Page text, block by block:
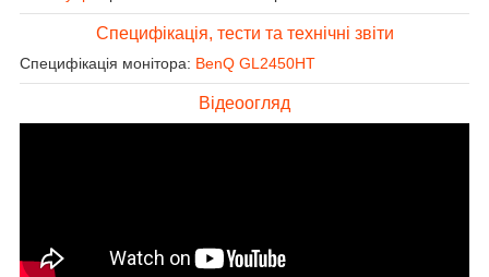
Специфікація, тести та технічні звіти
Специфікація монітора: BenQ GL2450HT
Відеоогляд